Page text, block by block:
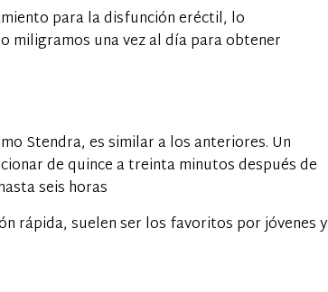
para la disfunción eréctil, lo
miligramos una vez al día para obtener
Stendra, es similar a los anteriores. Un
de quince a treinta minutos después de
seis horas
rápida, suelen ser los favoritos por jóvenes y